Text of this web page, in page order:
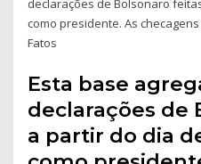
declarações de Bolsonaro
como presidente. As
Fatos
Esta base
declarações de
a partir do dia